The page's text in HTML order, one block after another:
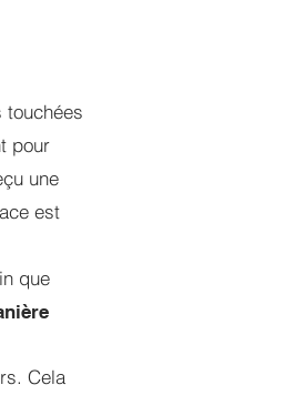
pour
une
est
que
Cela